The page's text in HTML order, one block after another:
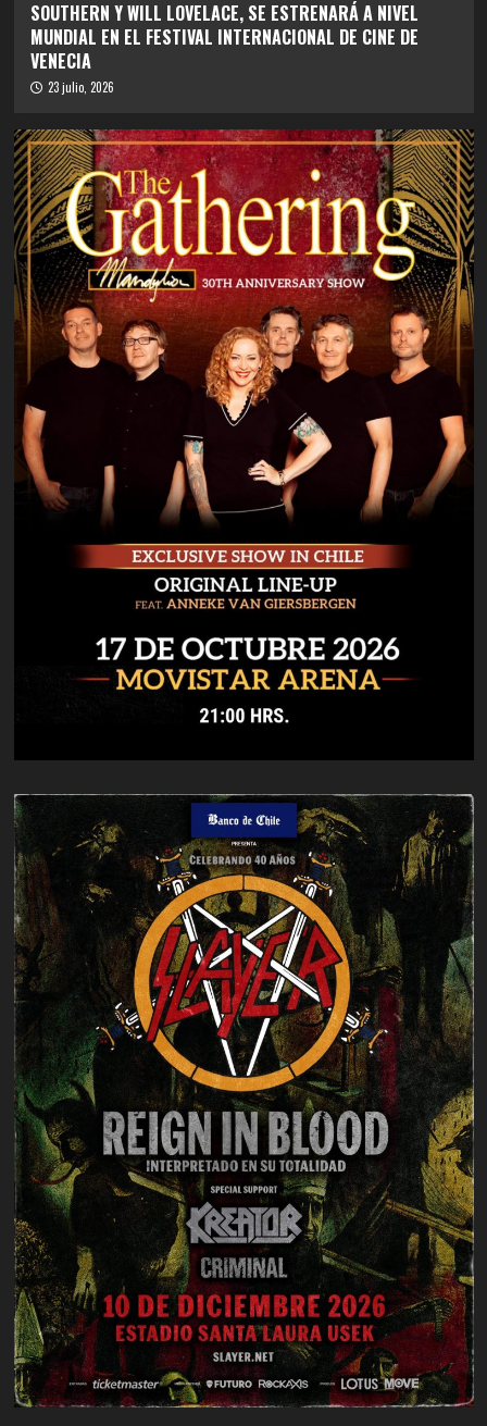
SOUTHERN Y WILL LOVELACE, SE ESTRENARÁ A NIVEL
MUNDIAL EN EL FESTIVAL INTERNACIONAL DE CINE DE
VENECIA
23 julio, 2026